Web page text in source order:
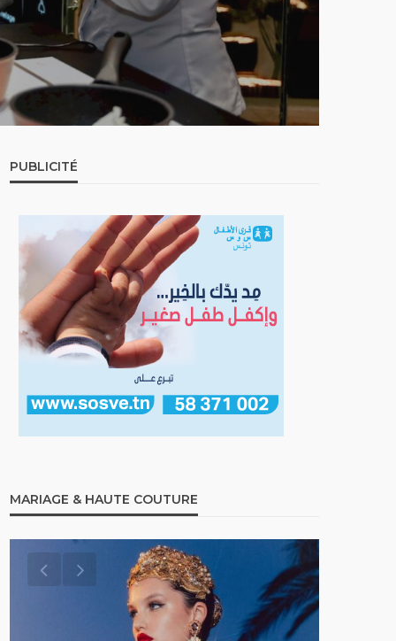
PUBLICITÉ
MARIAGE & HAUTE COUTURE